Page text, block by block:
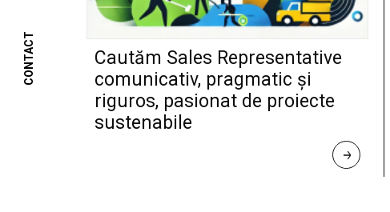
Cautăm Sales Representative
comunicativ, pragmatic și
riguros, pasionat de proiecte
sustenabile
R
E
CONTACT